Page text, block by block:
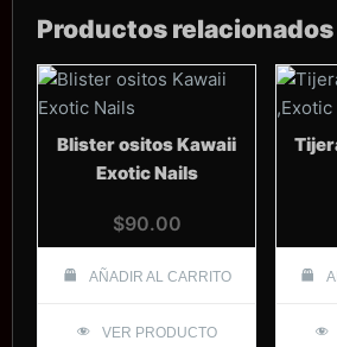
$400.00.
Productos relacionados
Blister ositos Kawaii
Exotic Nails
$90.00
AÑADIR AL CARRITO
VER PRODUCTO